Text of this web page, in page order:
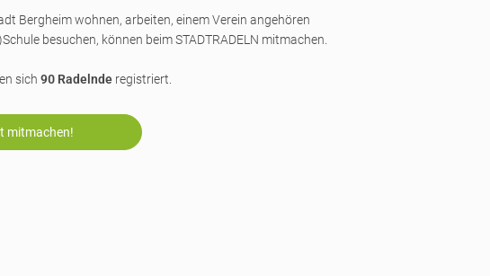
Bergheim wohnen, arbeiten, einem Verein angehören
besuchen, können beim STADTRADELN mitmachen.
sich 90 Radelnderegistriert.
mitmachen!